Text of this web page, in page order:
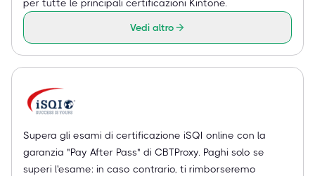
per tutte le principali certificazioni Kintone.
Vedi altro
Supera gli esami di certificazione iSQI online con la
garanzia "Pay After Pass" di CBTProxy. Paghi solo se
superi l'esame: in caso contrario, ti rimborseremo